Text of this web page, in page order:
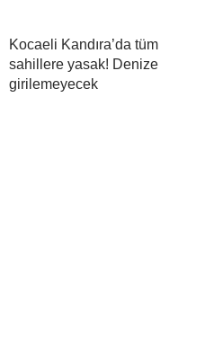
Kocaeli Kandıra’da tüm
sahillere yasak! Denize
girilemeyecek